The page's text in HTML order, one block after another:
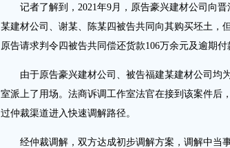
记者了解到，2021年9月，原告豪兴建材公司向晋
某建材公司、谢某、陈某四被告共同向其购买坯土，
原告请求判令四被告共同偿还货款106万余元及逾期付
由于原告豪兴建材公司、被告福建某建材公司均
室派上了用场。法商诉调工作室法官在接到该案件后
过仲裁渠道进入快速调解路径。
经仲裁调解，双方达成初步调解方案，调解中当